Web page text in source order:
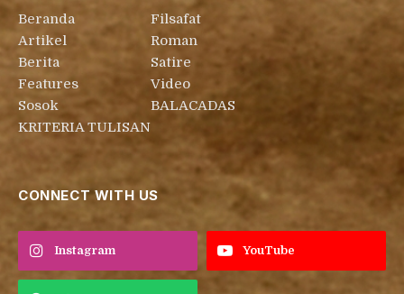
Beranda
Artikel
Berita
Features
Sosok
KRITERIA TULISAN
Filsafat
Roman
Satire
Video
BALACADAS
CONNECT WITH US
Instagram YouTube